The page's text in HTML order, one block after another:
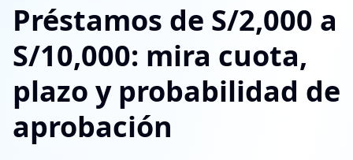
Préstamos de S/2,000 a
S/10,000: mira cuota,
plazo y probabilidad de
aprobación